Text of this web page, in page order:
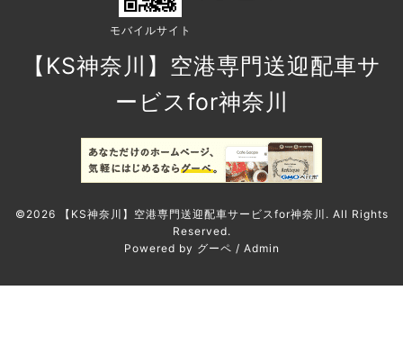
モバイルサイト
【KS神奈川】空港専門送迎配車サ
ービスfor神奈川
©2026 【KS神奈川】空港専門送迎配車サービスfor神奈川 . All Rights
Reserved.
Powered by グーペ / Admin